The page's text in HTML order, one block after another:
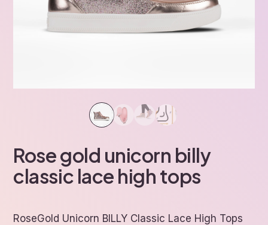
Rose gold unicorn billy
classic lace high tops
RoseGold Unicorn BILLY Classic Lace High Tops